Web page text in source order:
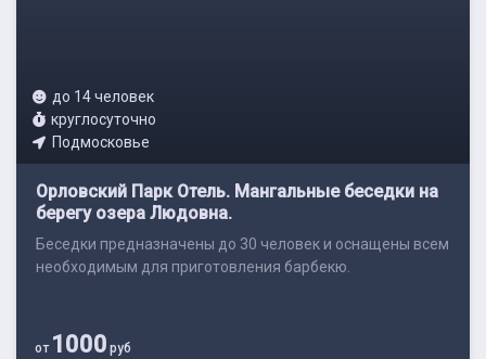
до 14 человек
круглосуточно
Подмосковье
Орловский Парк Отель. Мангальные беседки на
берегу озера Людовна.
Беседки предназначены до 30 человек и оснащены всем
необходимым для приготовления барбекю.
от 1000 руб